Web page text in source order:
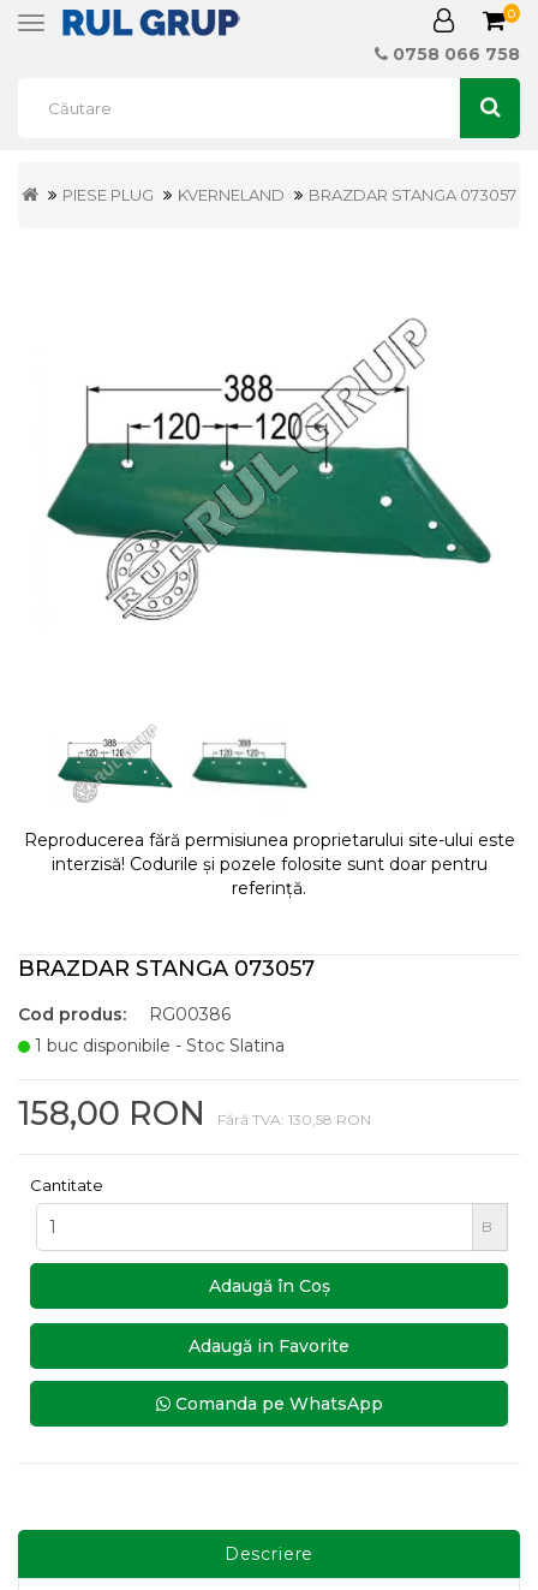
Toggle
0
0758 066 758
PIESE PLUG KVERNELAND BRAZDAR STANGA 073057
Reproducerea fără permisiunea proprietarului site-ului este
interzisă! Codurile și pozele folosite sunt doar pentru
referință.
BRAZDAR STANGA 073057
Cod produs:
RG00386
1 buc disponibile - Stoc Slatina
158,00 RON Fără TVA: 130,58 RON
Cantitate
B
Adaugă în Coş
Adaugă in Favorite
Comanda pe WhatsApp
Descriere